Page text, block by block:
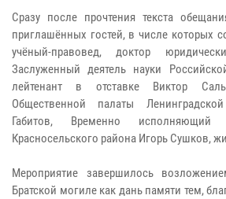
Сразу после прочтения текста
приглашённых гостей, в числе которых
учёный-правовед, доктор
Заслуженный деятель науки
лейтенант в отставке Виктор
Общественной палаты
Габитов, Временно исполняющий
Красносельского района Игорь Сушков,
Мероприятие завершилось
Братской могиле как дань памяти тем,